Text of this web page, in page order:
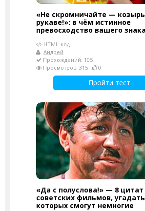
«Не скромничайте —
рукаве!»: в чём истинное
превосходство вашего
HTML-код
Андрей
Прохождений: 105
Просмотров: 315
0
Пройти тест
«Да с полуслова!» — 8 цитат
советских фильмов,
которых смогут немногие